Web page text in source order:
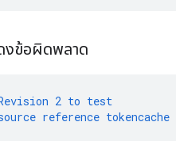
งข้อผิดพลาด
2 to test
reference tokencache